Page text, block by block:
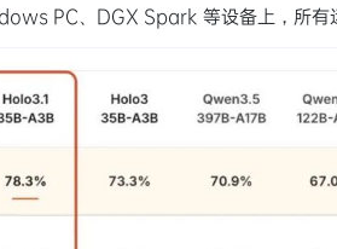
PC、DGX Spark 等设备上，所有